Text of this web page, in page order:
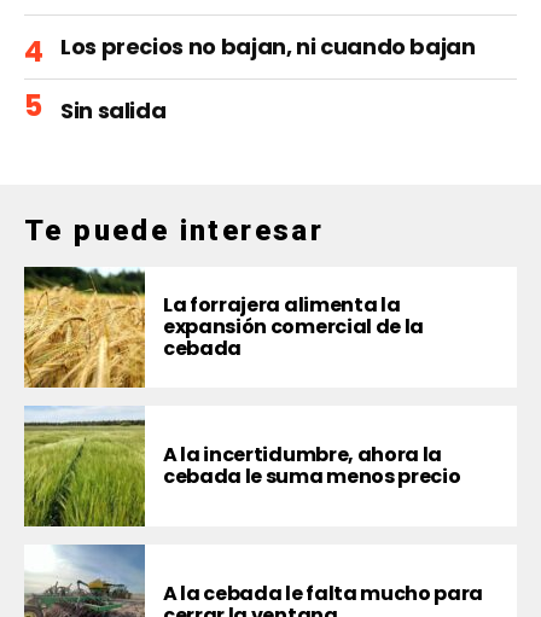
Los precios no bajan, ni cuando bajan
Sin salida
Te puede interesar
La forrajera alimenta la
expansión comercial de la
cebada
A la incertidumbre, ahora la
cebada le suma menos precio
A la cebada le falta mucho para